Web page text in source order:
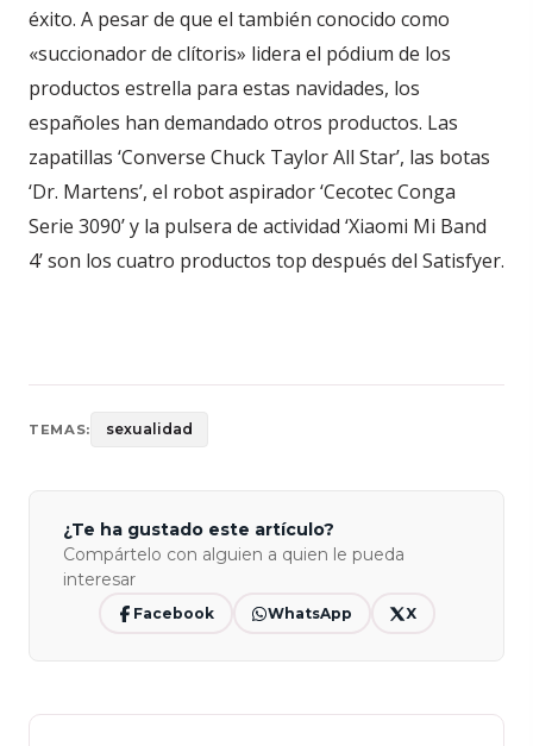
éxito. A pesar de que el también conocido como
«succionador de clítoris» lidera el pódium de los
productos estrella para estas navidades, los
españoles han demandado otros productos. Las
zapatillas ‘Converse Chuck Taylor All Star’, las botas
‘Dr. Martens’, el robot aspirador ‘Cecotec Conga
Serie 3090’ y la pulsera de actividad ‘Xiaomi Mi Band
4’ son los cuatro productos top después del Satisfyer.
TEMAS: sexualidad
¿Te ha gustado este artículo?
Compártelo con alguien a quien le pueda
interesar
Facebook WhatsApp X